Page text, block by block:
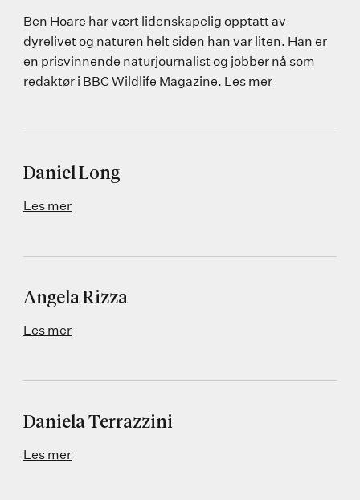
Ben Hoare har vært lidenskapelig opptatt av
dyrelivet og naturen helt siden han var liten. Han er
en prisvinnende naturjournalist og jobber nå som
redaktør i BBC Wildlife Magazine. Les mer
Daniel Long
Les mer
Angela Rizza
Les mer
Daniela Terrazzini
Les mer